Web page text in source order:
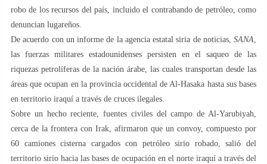
robo de los recursos del país, incluido el contrabando de petróleo, como
denuncian lugareños.
De acuerdo con un informe de la agencia estatal siria de noticias, SANA
las fuerzas militares estadounidenses persisten en el saqueo de las
riquezas petrolíferas de la nación árabe, las cuales transportan desde las
áreas que ocupan en la provincia occidental de Al-Hasaka hasta sus bases
en territorio iraquí a través de cruces ilegales.
Sobre un hecho reciente, fuentes civiles del campo de Al-Yarubiyah,
cerca de la frontera con Irak, afirmaron que un convoy, compuesto por
60 camiones cisterna cargados con petróleo sirio robado, salió del
territorio sirio hacia las bases de ocupación en el norte iraquí a través del